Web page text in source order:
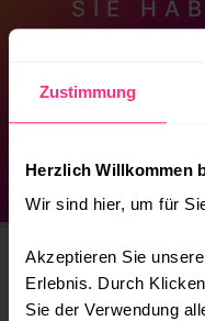
Zustimmung
Herzlich Willkommen
Wir sind hier, um für
Akzeptieren Sie
Erlebnis. Durch
Sie der Verwendung
SIE
+49